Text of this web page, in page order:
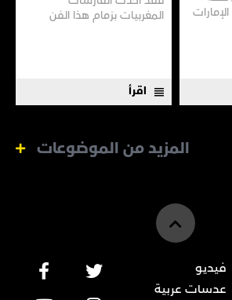
المغربيات بزمام هذا الفن
اقرأ
المزيد من الموضوعات
فيديو
عدسات عربية